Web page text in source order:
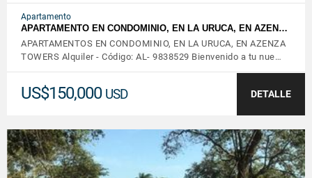
Apartamento
APARTAMENTO EN CONDOMINIO, EN LA URUCA, EN AZEN…
APARTAMENTOS EN CONDOMINIO, EN LA URUCA, EN AZENZA
TOWERS Alquiler - Código: AL- 9838529 Bienvenido a tu nue…
US$150,000 USD DETALLE